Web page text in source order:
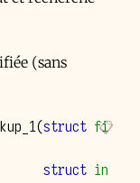
(sans
(struct fi
struct in